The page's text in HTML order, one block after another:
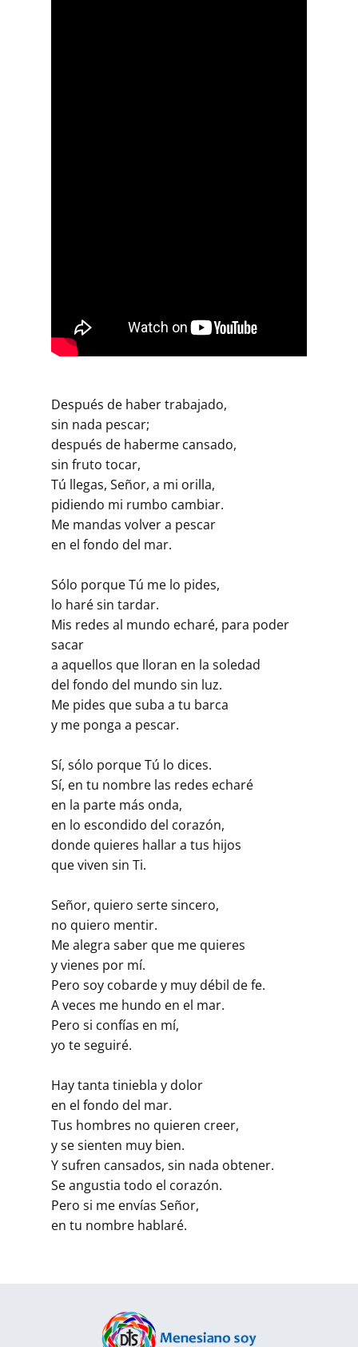
Después de haber trabajado,
sin nada pescar;
después de haberme cansado,
sin fruto tocar,
Tú llegas, Señor, a mi orilla,
pidiendo mi rumbo cambiar.
Me mandas volver a pescar
en el fondo del mar.
Sólo porque Tú me lo pides,
lo haré sin tardar.
Mis redes al mundo echaré, para poder
sacar
a aquellos que lloran en la soledad
del fondo del mundo sin luz.
Me pides que suba a tu barca
y me ponga a pescar.
Sí, sólo porque Tú lo dices.
Sí, en tu nombre las redes echaré
en la parte más onda,
en lo escondido del corazón,
donde quieres hallar a tus hijos
que viven sin Ti.
Señor, quiero serte sincero,
no quiero mentir.
Me alegra saber que me quieres
y vienes por mí.
Pero soy cobarde y muy débil de fe.
A veces me hundo en el mar.
Pero si confías en mí,
yo te seguiré.
Hay tanta tiniebla y dolor
en el fondo del mar.
Tus hombres no quieren creer,
y se sienten muy bien.
Y sufren cansados, sin nada obtener.
Se angustia todo el corazón.
Pero si me envías Señor,
en tu nombre hablaré.